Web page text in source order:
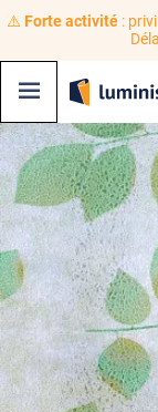
⚠️ Forte activité: